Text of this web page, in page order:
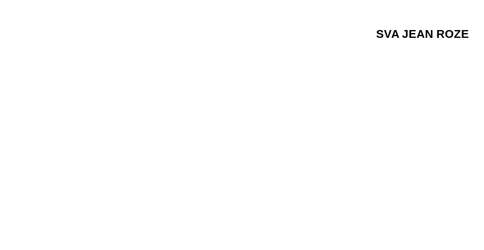
Suivez S. Oliver sur Facebook
SVA JEAN ROZE